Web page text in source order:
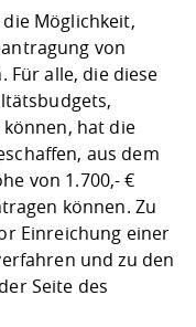
Möglichkeit,
von
Für alle, die diese
hat die
aus dem
von 1.700,- €
können. Zu
Einreichung einer
und zu den
Seite des